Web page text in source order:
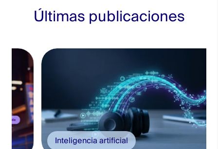
Últimas publicaciones
Inteligencia artificial